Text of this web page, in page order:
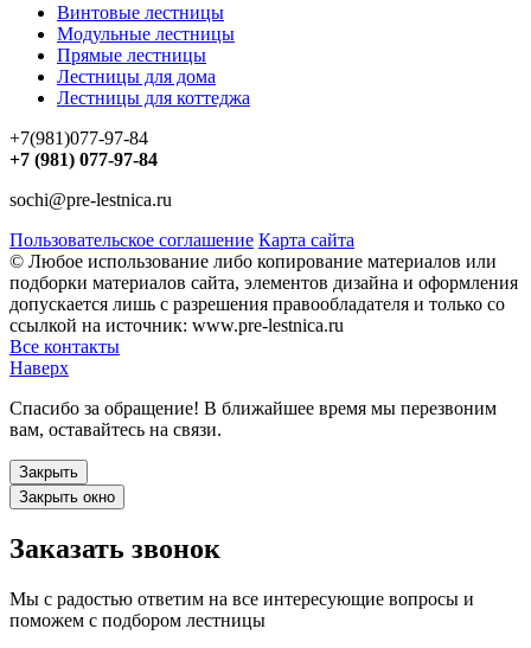
Винтовые лестницы
Модульные лестницы
Прямые лестницы
Лестницы для дома
Лестницы для коттеджа
+7(981)077-97-84
+7 (981) 077-97-84
sochi@pre-lestnica.ru
Пользовательское соглашение Карта сайта
© Любое использование либо копирование материалов или
подборки материалов сайта, элементов дизайна и оформления
допускается лишь с разрешения правообладателя и только со
ссылкой на источник: www.pre-lestnica.ru
Все контакты
Наверх
Спасибо за обращение! В ближайшее время мы перезвоним
вам, оставайтесь на связи.
Закрыть
Закрыть окно
Заказать звонок
Мы с радостью ответим на все интересующие вопросы и
поможем с подбором лестницы